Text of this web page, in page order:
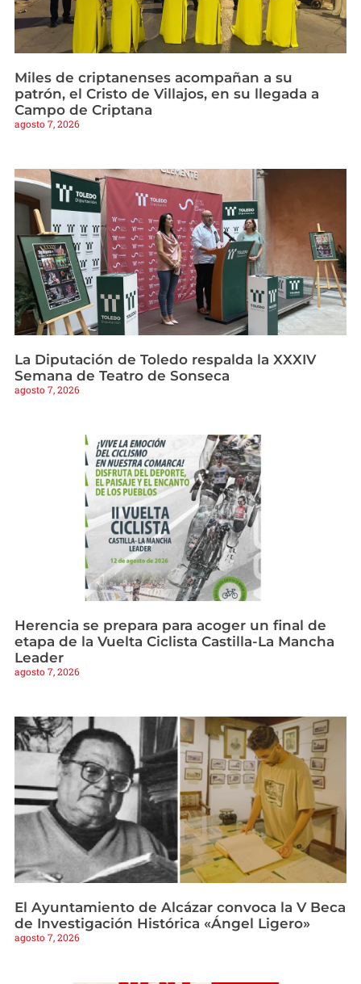
Miles de criptanenses acompañan a su
patrón, el Cristo de Villajos, en su llegada a
Campo de Criptana
agosto 7, 2026
La Diputación de Toledo respalda la XXXIV
Semana de Teatro de Sonseca
agosto 7, 2026
Herencia se prepara para acoger un final de
etapa de la Vuelta Ciclista Castilla-La Mancha
Leader
agosto 7, 2026
El Ayuntamiento de Alcázar convoca la V Beca
de Investigación Histórica «Ángel Ligero»
agosto 7, 2026